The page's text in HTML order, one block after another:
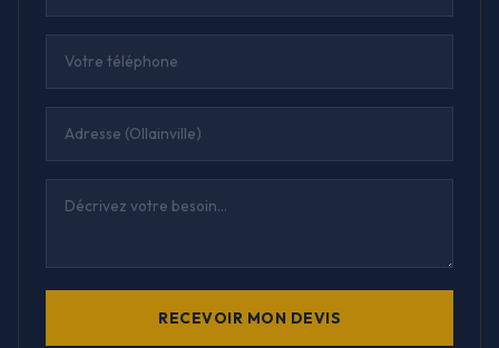
RECEVOIR MON DEVIS